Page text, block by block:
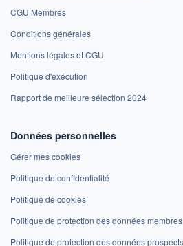
CGU Membres
Conditions générales
Mentions légales et CGU
Politique d'exécution
Rapport de meilleure sélection 2024
Données personnelles
Gérer mes cookies
Politique de confidentialité
Politique de cookies
Politique de protection des données
Politique de protection des données prospects